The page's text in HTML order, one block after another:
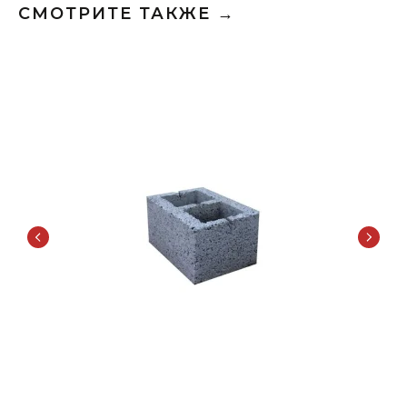
СМОТРИТЕ ТАКЖЕ →